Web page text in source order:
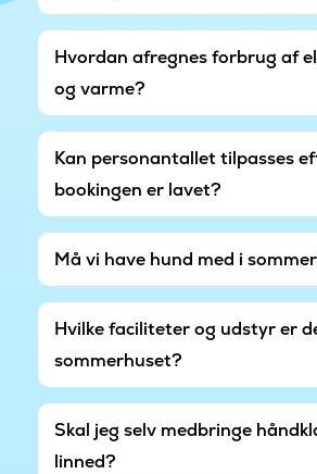
Hvordan afregnes forbrug af
og varme?
Kan personantallet tilpasses
bookingen er lavet?
Må vi have hund med i
Hvilke faciliteter og udstyr er
sommerhuset?
Skal jeg selv medbringe
linned?